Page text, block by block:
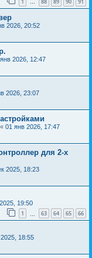
…
2026, 20:52
2026, 12:47
2026, 23:07
« 01 янв 2026, 17:47
для 2-х
2025, 18:23
19:50
1 63 64 65 66
18:55